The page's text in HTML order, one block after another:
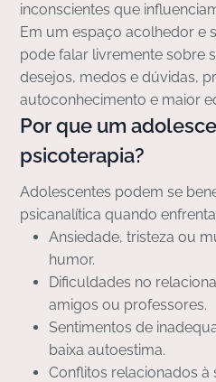
inconscientes que
Em um espaço acolhedor e
pode falar livremente sobre
desejos, medos e dúvidas,
autoconhecimento e maior
Por que um
psicoterapia?
Adolescentes podem se
psicanalítica quando
Ansiedade, tristeza ou
humor.
Dificuldades no
amigos ou professores.
Sentimentos de
baixa autoestima.
Conflitos relacionados à